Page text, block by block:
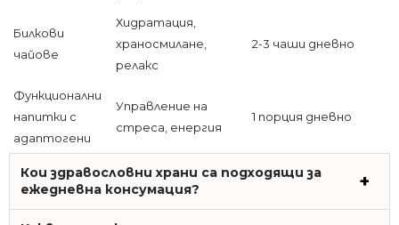
Билкови
чайове
Хидратация,
храносмилане,
релакс
2-3 чаши дневно
Функционални
напитки с
адаптогени
Управление на
стреса, енергия
1 порция дневно
Кои здравословни храни са подходящи за
ежедневна консумация?